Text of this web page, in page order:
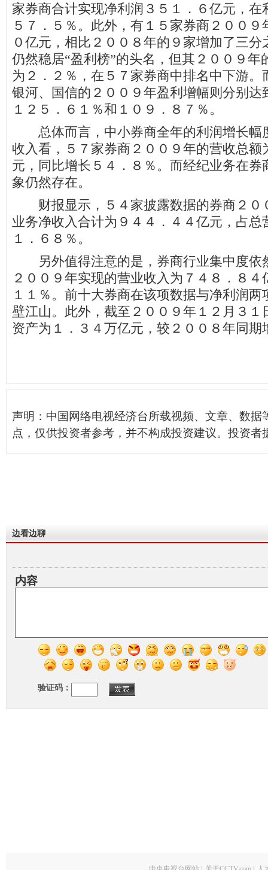
家券商合计实现净利润３５１．６亿元，在
５７．５％。此外，有１５家券商２００
０亿元，相比２００８年的９家增加了三
仍然稳居“盈利榜”的头名，但其２００９年
为２．２％，在５７家券商中排名中下游。
银河、国信的２００９年盈利增幅则分别达
１２５．６１％和１０９．８７％。
总体而言，中小券商全年的利润增长幅
收入看，５７家券商２００９年的营收总额
元，同比增长５４．８％。而经纪业务在券
象仍然存在。
财报显示，５４家披露数据的券商２０
业务净收入合计为９４４．４４亿元，占总
１．６８％。
另外值得注意的是，券商行业集中度依
２００９年实现的营业收入为７４８．８
１１％。前十大券商在该项数据与净利润
壁江山。此外，截至２００９年１２月３１
资产为１．３４万亿元，较２００８年同期
声明：中国网络电视经济台所载视频、文章、数据
点，仅供投资者参考，并不构成投资建议。投资者
边看边聊
内容
验证码：